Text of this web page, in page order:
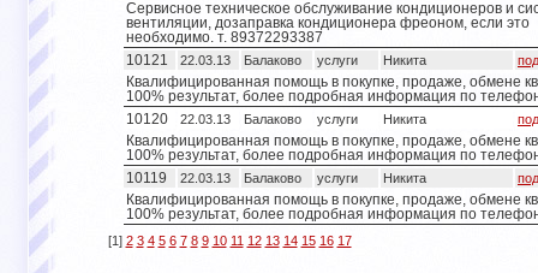
Сервисное техническое обслуживание кондиционеров и
вентиляции, дозаправка кондиционера фреоном, если это
необходимо. т. 89372293387
10121
22.03.13 Балаково услуги Никита
Квалифицированная помощь в покупке, продаже, обмене
100% результат, более подробная информация по
10120
22.03.13 Балаково услуги Никита
Квалифицированная помощь в покупке, продаже, обмене
100% результат, более подробная информация по
10119
22.03.13 Балаково услуги Никита
Квалифицированная помощь в покупке, продаже, обмене
100% результат, более подробная информация по
[1] 2 3 4 5 6 7 8 9 10 11 12 13 14 15 16 17